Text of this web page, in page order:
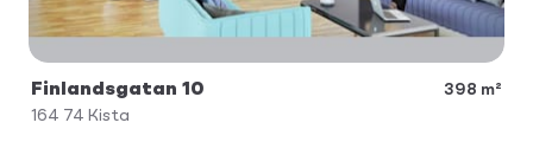
Finlandsgatan 10
398 m²
164 74 Kista